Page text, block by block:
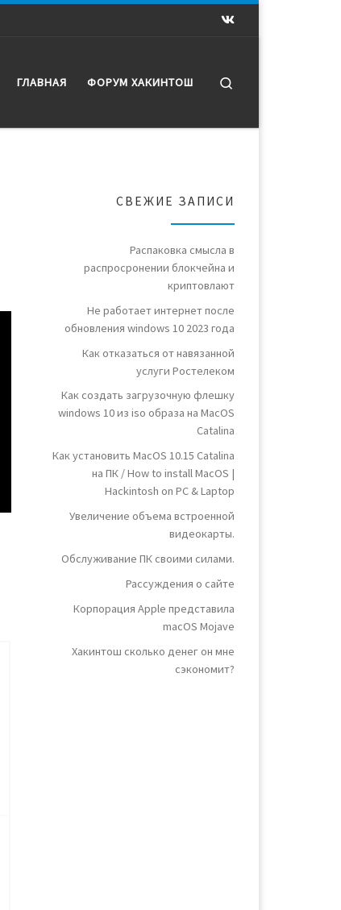
ГЛАВНАЯ ФОРУМ ХАКИНТОШ
СВЕЖИЕ ЗАПИСИ
Распаковка смысла в
распросронении блокчейна и
криптовлают
Не работает интернет после
обновления windows 10 2023 года
Как отказаться от навязанной
услуги Ростелеком
Как создать загрузочную флешку
windows 10 из iso образа на MacOS
Catalina
Как установить MacOS 10.15 Catalina
на ПК / How to install MacOS |
Hackintosh on PC & Laptop
Увеличение объема встроенной
видеокарты.
Обслуживание ПК своими силами.
Рассуждения о сайте
Корпорация Apple представила
macOS Mojave
Хакинтош сколько денег он мне
сэкономит?